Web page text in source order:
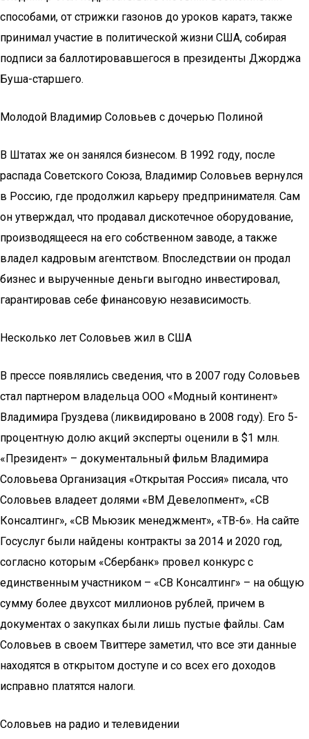
способами, от стрижки газонов до уроков каратэ, также
принимал участие в политической жизни США, собирая
подписи за баллотировавшегося в президенты Джорджа
Буша-старшего.
Молодой Владимир Соловьев с дочерью Полиной
В Штатах же он занялся бизнесом. В 1992 году, после
распада Советского Союза, Владимир Соловьев вернулся
в Россию, где продолжил карьеру предпринимателя. Сам
он утверждал, что продавал дискотечное оборудование,
производящееся на его собственном заводе, а также
владел кадровым агентством. Впоследствии он продал
бизнес и вырученные деньги выгодно инвестировал,
гарантировав себе финансовую независимость.
Несколько лет Соловьев жил в США
В прессе появлялись сведения, что в 2007 году Соловьев
стал партнером владельца ООО «Модный континент»
Владимира Груздева (ликвидировано в 2008 году). Его 5-
процентную долю акций эксперты оценили в $1 млн.
«Президент» – документальный фильм Владимира
Соловьева Организация «Открытая Россия» писала, что
Соловьев владеет долями «ВМ Девелопмент», «СВ
Консалтинг», «СВ Мьюзик менеджмент», «ТВ-6». На сайте
Госуслуг были найдены контракты за 2014 и 2020 год,
согласно которым «Сбербанк» провел конкурс с
единственным участником – «СВ Консалтинг» – на общую
сумму более двухсот миллионов рублей, причем в
документах о закупках были лишь пустые файлы. Сам
Соловьев в своем Твиттере заметил, что все эти данные
находятся в открытом доступе и со всех его доходов
исправно платятся налоги.
Соловьев на радио и телевидении